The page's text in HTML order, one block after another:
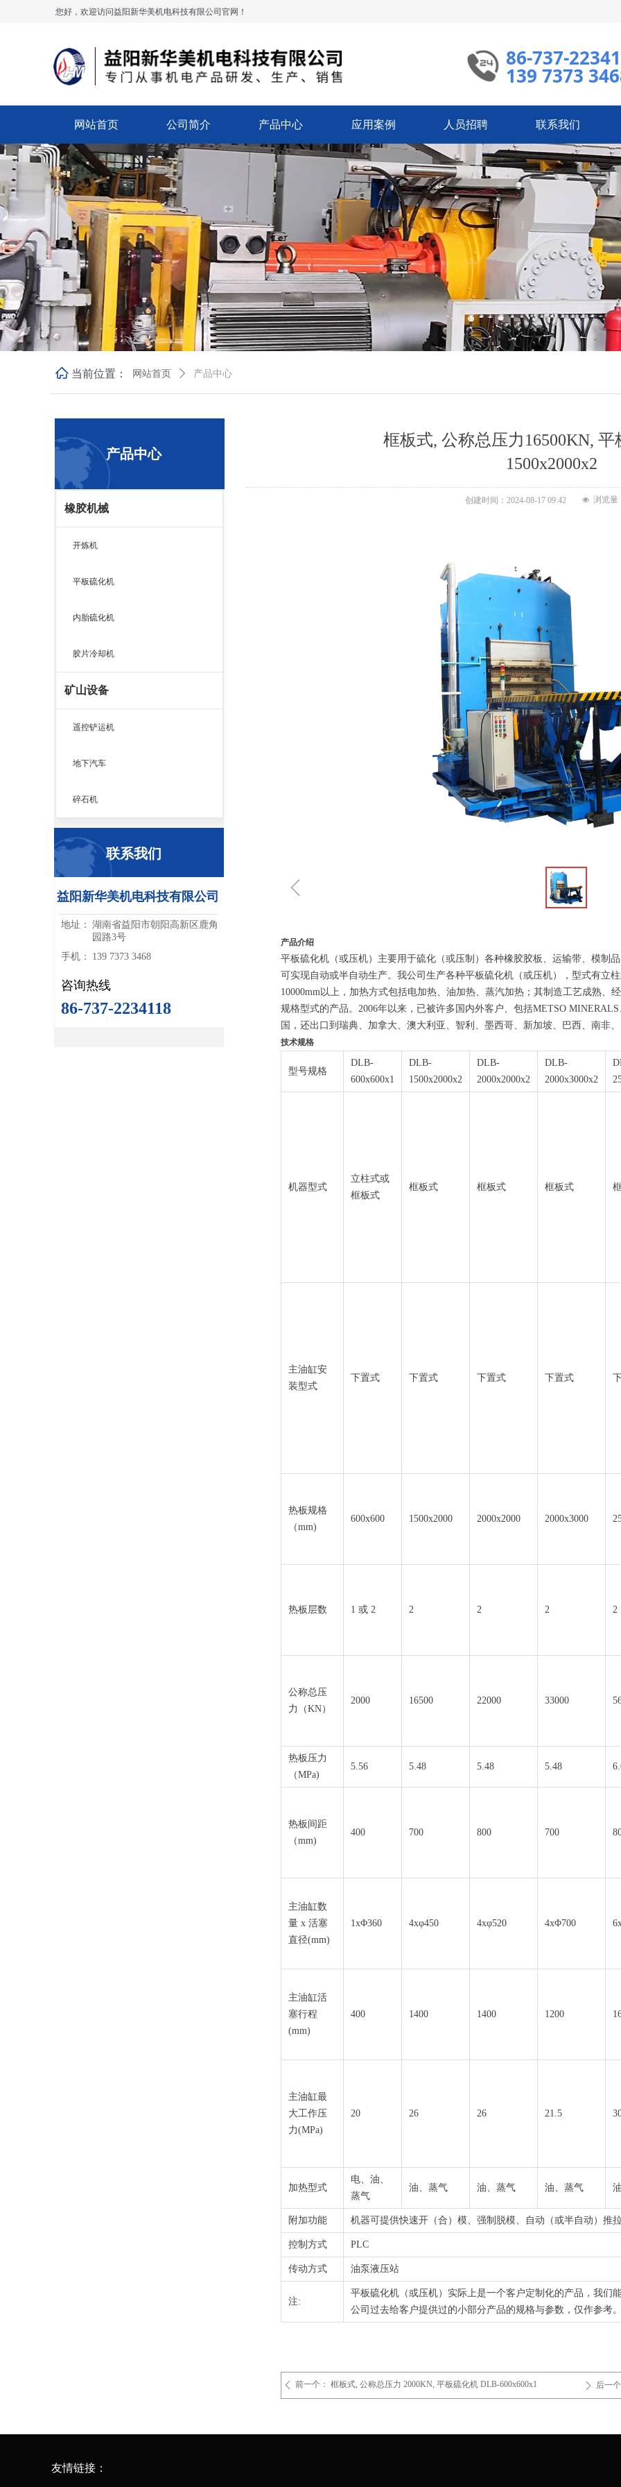
86-737-
139 7373
网站首页 公司简介 产品中心 应用案例 人员招聘 联系我们
您好，欢迎访问益阳新华美机电科技有限公司官网！
ꀇ 当前位置： 网站首页 ꄲ 产品中心
框板式, 公称总压力16500KN,
1500x2000x2
创建时间： 2024-08-17 09:42 넶 浏览量
ꁆ
ꄴ 前一个： 框板式, 公称总压力 2000KN, 平板硫化机 DLB-600x600x1 ꄲ 后一
联系我们
益阳新华美机电科技有限公司
咨询热线
地址： 湖南省益阳市朝阳高新区鹿角
园路3号
手机：
139 7373 3468
86-737-2234118
产品中心
橡胶机械
开炼机
平板硫化机
内胎硫化机
胶片冷却机
矿山设备
遥控铲运机
地下汽车
碎石机
产品介绍
平板硫化机（或压机）主要用于硫化（或压制）各种橡胶胶板、运输带、模制
可实现自动或半自动生产。我公司生产各种平板硫化机（或压机），型式有立
10000mm以上，加热方式包括电加热、油加热、蒸汽加热；其制造工艺成熟、
规格型式的产品。2006年以来，已被许多国内外客户、包括METSO
国，还出口到瑞典、加拿大、澳大利亚、智利、墨西哥、新加坡、巴西、南非
技术规格
型号规格
DLB-
600x600x1
DLB-
1500x2000x2
DLB-
2000x2000x2
DLB-
2000x3000x2
机器型式
立柱式或
框板式
框板式 框板式 框板式
主油缸安
装型式
下置式 下置式 下置式 下置式
热板规格
（mm)
600x600 1500x2000 2000x2000 2000x3000
热板层数 1 或 2 2 2 2 2
公称总压
力（KN）
2000 16500 22000 33000
热板压力
（MPa)
5.56 5.48 5.48 5.48
热板间距
（mm)
400 700 800 700
主油缸数
量 x 活塞
直径(mm)
1xΦ360 4xφ450 4xφ520 4xΦ700
主油缸活
塞行程
(mm)
400 1400 1400 1200
主油缸最
大工作压
力(MPa)
20 26 26 21.5
加热型式
电、油、
蒸气
油、蒸气 油、蒸气 油、蒸气
附加功能 机器可提供快速开（合）模、强制脱模、自动（或半自动）推
控制方式 PLC
传动方式 油泵液压站
注:
平板硫化机（或压机）实际上是一个客户定制化的产品，我们
公司过去给客户提供过的小部分产品的规格与参数，仅作参考
友情链接：